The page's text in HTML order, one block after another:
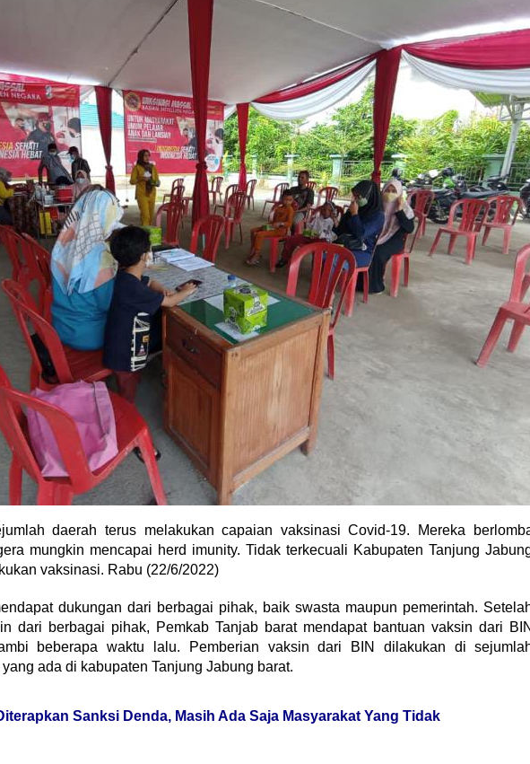
daerah terus melakukan capaian vaksinasi Covid-19. Mereka
mungkin mencapai herd imunity. Tidak terkecuali Kabupaten Tanjung
vaksinasi. Rabu (22/6/2022)
dukungan dari berbagai pihak, baik swasta maupun pemerintah.
dari berbagai pihak, Pemkab Tanjab barat mendapat bantuan vaksin dari
beberapa waktu lalu. Pemberian vaksin dari BIN dilakukan di
ada di kabupaten Tanjung Jabung barat.
Sanksi Denda, Masih Ada Saja Masyarakat Yang Tidak